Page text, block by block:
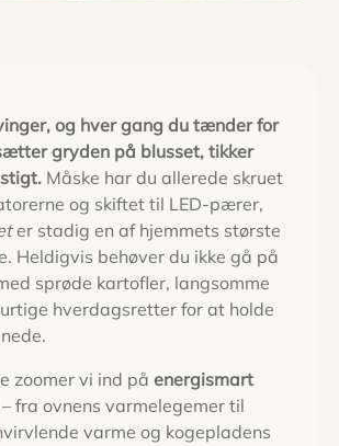
og hver gang du tænder for
gryden på blusset, tikker
Måske har du allerede skruet
og skiftet til LED-pærer,
er stadig en af hjemmets største
Heldigvis behøver du ikke gå på
sprøde kartofler, langsomme
hverdagsretter for at holde
zoomer vi ind på energismart
– fra ovnens varmelegemer til
varme og kogepladens